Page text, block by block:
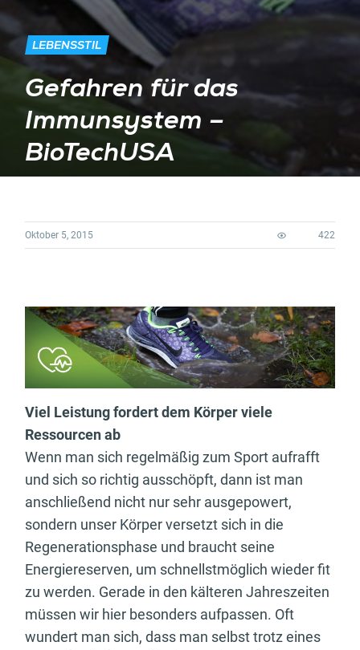
LEBENSSTIL
Gefahren für das
Immunsystem –
BioTechUSA
Oktober 5, 2015 422
Viel Leistung fordert dem Körper viele
Ressourcen ab
Wenn man sich regelmäßig zum Sport aufrafft
und sich so richtig ausschöpft, dann ist man
anschließend nicht nur sehr ausgepowert,
sondern unser Körper versetzt sich in die
Regenerationsphase und braucht seine
Energiereserven, um schnellstmöglich wieder fit
zu werden. Gerade in den kälteren Jahreszeiten
müssen wir hier besonders aufpassen. Oft
wundert man sich, dass man selbst trotz eines